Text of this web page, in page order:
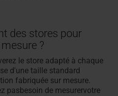
des stores pour
?
le store adapté à chaque
d'une taille standard
fabriquée sur mesure.
pasbesoin de mesurervotre